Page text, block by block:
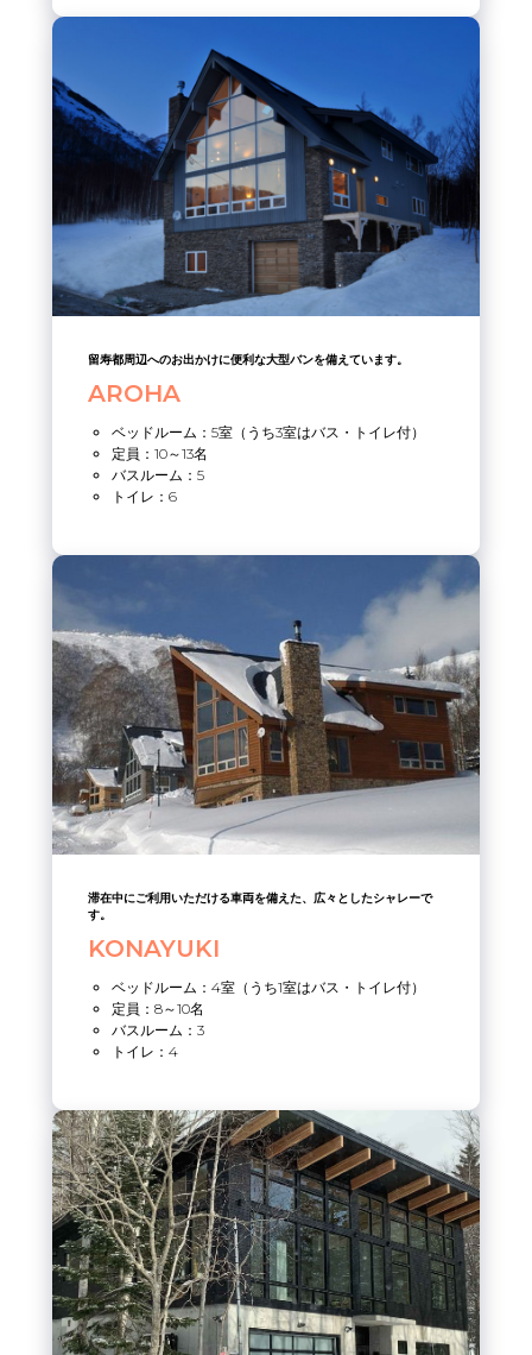
留寿都周辺へのお出かけに便利な大型バンを備えています。
AROHA
ベッドルーム：5室（うち3室はバス・トイレ付）
定員：10～13名
バスルーム：5
トイレ：6
滞在中にご利用いただける車両を備えた、広々としたシャレーで
す。
KONAYUKI
ベッドルーム：4室（うち1室はバス・トイレ付）
定員：8～10名
バスルーム：3
トイレ：4